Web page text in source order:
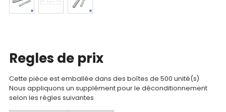
Mon
panier
Contact
Regles de prix
Cette pièce est emballée dans des boîtes de 500 unité(s)
Nous appliquons un supplément pour le déconditionnement
selon les règles suivantes